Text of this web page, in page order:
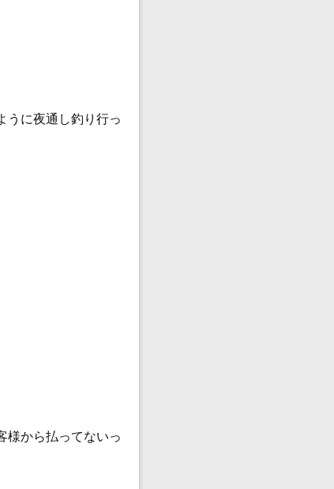
うに夜通し釣り行っ
様から払ってないっ